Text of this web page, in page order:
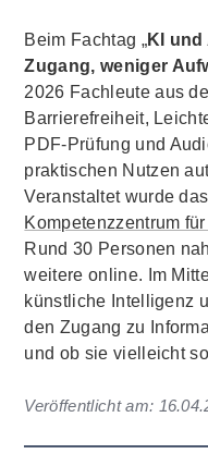
Beim Fachtag „KI und
Zugang, weniger
2026 Fachleute aus
Barrierefreiheit,
PDF-Prüfung und
praktischen Nutzen
Veranstaltet wurde
Kompetenzzentrum
Rund 30 Personen
weitere online. Im
künstliche Intelligenz
den Zugang zu
und ob sie vielleicht
Veröffentlicht am: